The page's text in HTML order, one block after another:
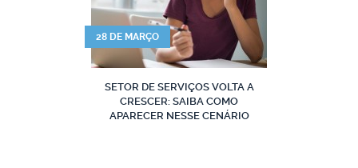
28 DE MARÇO
SETOR DE SERVIÇOS VOLTA A
CRESCER: SAIBA COMO
APARECER NESSE CENÁRIO